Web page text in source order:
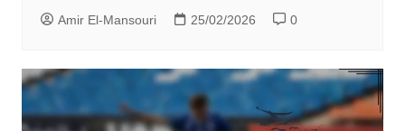
Amir El-Mansouri 25/02/2026 0